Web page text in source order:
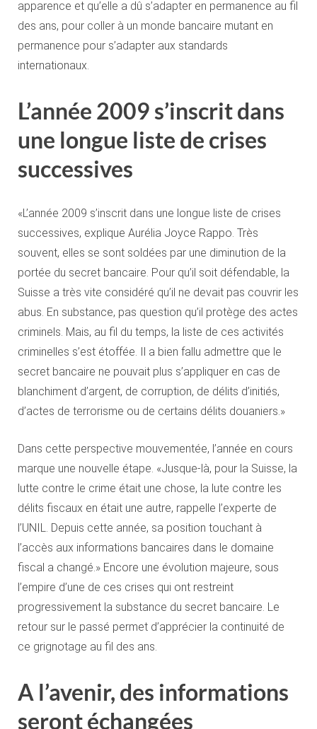
apparence et qu’elle a dû s’adapter en permanence au fil
des ans, pour coller à un monde bancaire mutant en
permanence pour s’adapter aux standards
internationaux.
L’année 2009 s’inscrit dans
une longue liste de crises
successives
«L’année 2009 s’inscrit dans une longue liste de crises
successives, explique Aurélia Joyce Rappo. Très
souvent, elles se sont soldées par une diminution de la
portée du secret bancaire. Pour qu’il soit défendable, la
Suisse a très vite considéré qu’il ne devait pas couvrir les
abus. En substance, pas question qu’il protège des actes
criminels. Mais, au fil du temps, la liste de ces activités
criminelles s’est étoffée. Il a bien fallu admettre que le
secret bancaire ne pouvait plus s’appliquer en cas de
blanchiment d’argent, de corruption, de délits d’initiés,
d’actes de terrorisme ou de certains délits douaniers.»
Dans cette perspective mouvementée, l’année en cours
marque une nouvelle étape. «Jusque-là, pour la Suisse, la
lutte contre le crime était une chose, la lute contre les
délits fiscaux en était une autre, rappelle l’experte de
l’UNIL. Depuis cette année, sa position touchant à
l’accès aux informations bancaires dans le domaine
fiscal a changé.» Encore une évolution majeure, sous
l’empire d’une de ces crises qui ont restreint
progressivement la substance du secret bancaire. Le
retour sur le passé permet d’apprécier la continuité de
ce grignotage au fil des ans.
A l’avenir, des informations
seront échangées